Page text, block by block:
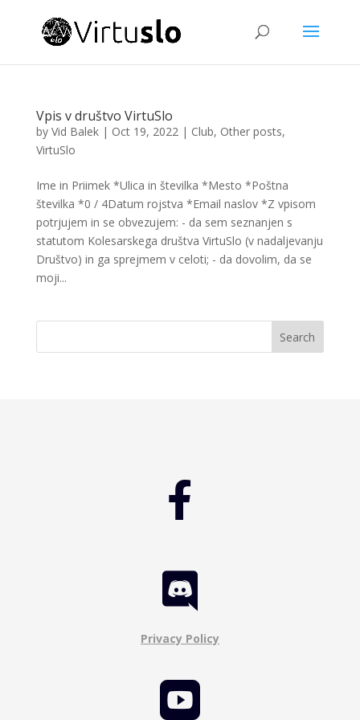
Vpis v društvo VirtuSlo
by Vid Balek| Oct 19, 2022| Club, Other posts,
VirtuSlo
Ime in Priimek *Ulica in številka *Mesto *Poštna
številka *0 / 4Datum rojstva *Email naslov *Z vpisom
potrjujem in se obvezujem: - da sem seznanjen s
statutom Kolesarskega društva VirtuSlo (v nadaljevanju
Društvo) in ga sprejmem v celoti; - da dovolim, da se
moji...


Privacy Policy
